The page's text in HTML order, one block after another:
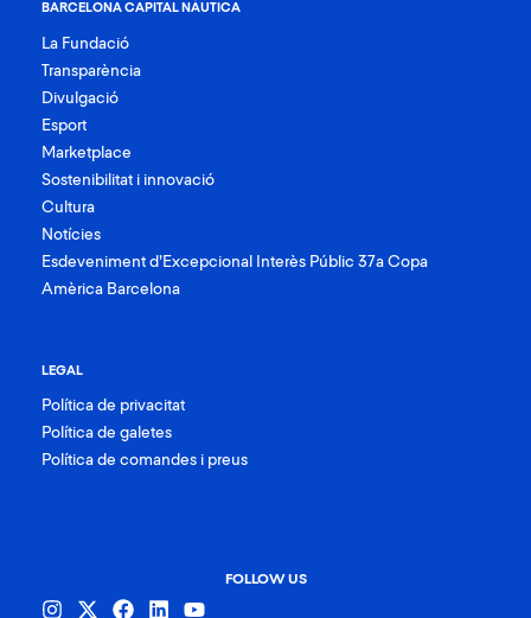
BARCELONA CAPITAL NÀUTICA
La Fundació
Transparència
Divulgació
Esport
Marketplace
Sostenibilitat i innovació
Cultura
Notícies
Esdeveniment d’Excepcional Interès Públic 37a Copa
Amèrica Barcelona
LEGAL
Política de privacitat
Política de galetes
Política de comandes i preus
FOLLOW US